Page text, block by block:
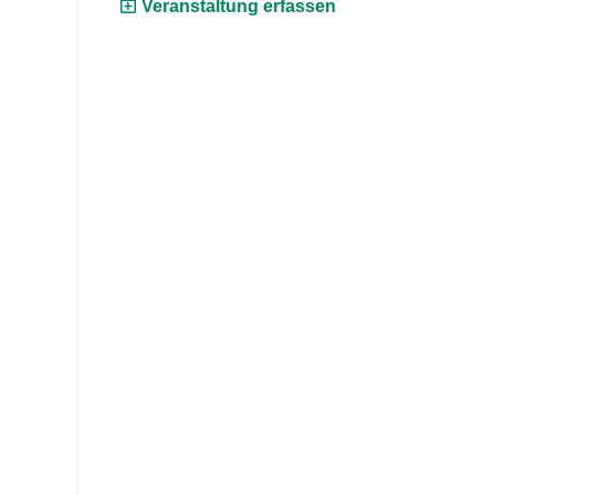
Veranstaltung erfassen